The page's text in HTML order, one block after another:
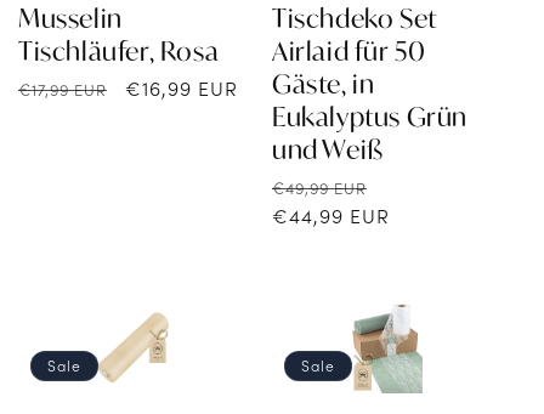
Musselin
Tischläufer, Rosa
Normaler
€17,99 EUR Verkaufspreis
€16,99 EUR
Tischdeko Set
Airlaid für 50
Gäste, in
Eukalyptus Grün
und Weiß
Normaler
Preis
€49,99 EUR
€44,99 EUR
Sale Sale